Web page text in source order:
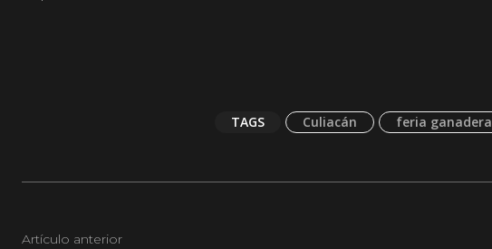
TAGS Culiacán feria ganadera
Artículo anterior